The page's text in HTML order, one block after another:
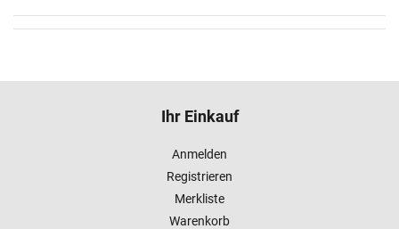
Ihr Einkauf
Anmelden
Registrieren
Merkliste
Warenkorb